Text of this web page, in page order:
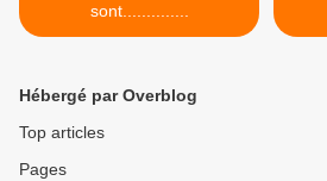
sont..............
Hébergé par Overblog
Top articles
Pages